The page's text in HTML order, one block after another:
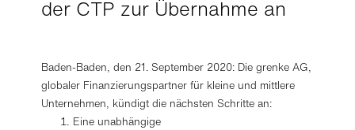
der CTP zur Übernahme an
Baden-Baden, den 21. September 2020: Die grenke AG,
globaler Finanzierungspartner für kleine und mittlere
Unternehmen, kündigt die nächsten Schritte an:
Eine unabhängige